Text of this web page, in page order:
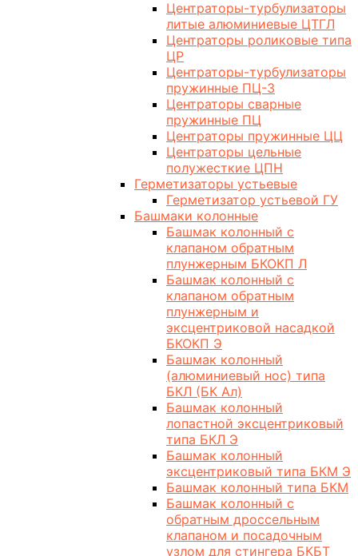
Центраторы-турбулизаторы
литые алюминиевые ЦТГЛ
Центраторы роликовые типа
ЦР
Центраторы-турбулизаторы
пружинные ПЦ-3
Центраторы сварные
пружинные ПЦ
Центраторы пружинные ЦЦ
Центраторы цельные
полужесткие ЦПН
Герметизаторы устьевые
Герметизатор устьевой ГУ
Башмаки колонные
Башмак колонный с
клапаном обратным
плунжерным БКОКП Л
Башмак колонный с
клапаном обратным
плунжерным и
эксцентриковой насадкой
БКОКП Э
Башмак колонный
(алюминиевый нос) типа
БКЛ (БК Ал)
Башмак колонный
лопастной эксцентриковый
типа БКЛ Э
Башмак колонный
эксцентриковый типа БКМ Э
Башмак колонный типа БКМ
Башмак колонный с
обратным дроссельным
клапаном и посадочным
узлом для стингера БКБТ